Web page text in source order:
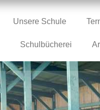
Unsere Schule
Schulbücherei